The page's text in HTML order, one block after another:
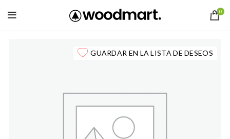
0
GUARDAR EN LA LISTA DE DESEOS